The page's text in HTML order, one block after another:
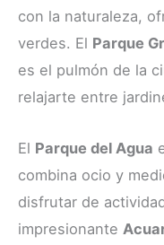
con la naturaleza,
verdes. El Parque
es el pulmón de la
relajarte entre
El Parque del Agua
combina ocio y
disfrutar de
impresionante